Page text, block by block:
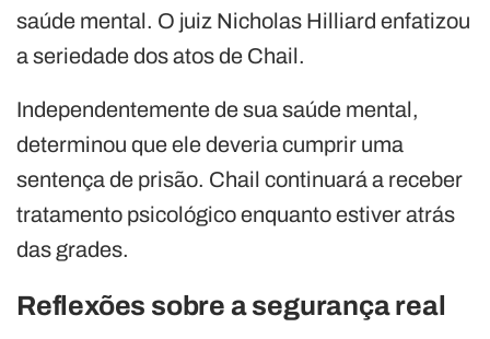
saúde mental. O juiz Nicholas Hilliard enfatizou
a seriedade dos atos de Chail.
Independentemente de sua saúde mental,
determinou que ele deveria cumprir uma
sentença de prisão. Chail continuará a receber
tratamento psicológico enquanto estiver atrás
das grades.
Reflexões sobre a segurança real